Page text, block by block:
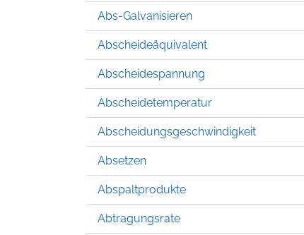
Abs-Galvanisieren
Abscheideäquivalent
Abscheidespannung
Abscheidetemperatur
Abscheidungsgeschwindigkeit
Absetzen
Abspaltprodukte
Abtragungsrate